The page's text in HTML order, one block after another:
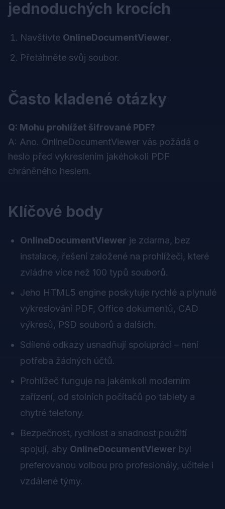
jednoduchých krocích
Navštivte OnlineDocumentViewer.
Přetáhněte svůj soubor.
Často kladené otázky
Q: Mohu prohlížet šifrované PDF?
A: Ano. OnlineDocumentViewer vás požádá o
heslo před vykreslením jakéhokoli PDF
chráněného heslem.
Klíčové body
OnlineDocumentViewer je zdarma, bez
instalace, řešení založené na prohlížeči, které
zvládne více než 100 typů souborů.
Jeho HTML5 engine poskytuje rychlé a plynulé
vykreslování PDF, Office dokumentů, CAD
výkresů, PSD souborů a dalších.
Sdílené odkazy usnadňují spolupráci – není
potřeba žádných účtů.
Prohlížeč funguje na jakémkoli moderním
zařízení, od stolních počítačů po tablety a
chytré telefony.
Bezpečnost, rychlost a snadnost použití
spojují, aby OnlineDocumentViewer byl
preferovanou volbou pro profesionály, učitele i
vzdálené týmy.